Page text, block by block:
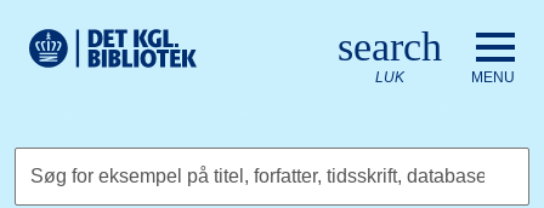
Det Kongelige Biblioteks logo. Gå til Det Kongelige
search
LUK MENU
Søg for eksempel på titel, forfatter, tidsskrift, database